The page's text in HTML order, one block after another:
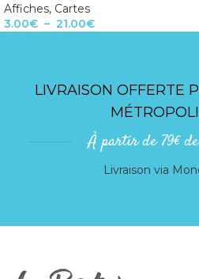
Affiches, Cartes
3.00€ – 21.00€
LIVRAISON OFFERTE
À partir de 79€
Livraison via